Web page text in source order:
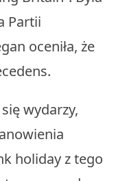
Partii
oceniła, że
wydarzy,
holiday z tego